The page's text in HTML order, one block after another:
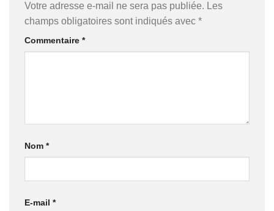
Votre adresse e-mail ne sera pas publiée. Les
champs obligatoires sont indiqués avec *
Commentaire *
Nom *
E-mail *